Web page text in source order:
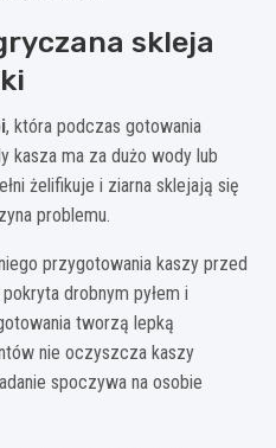
skleja
, która podczas gotowania
kasza ma za dużo wody lub
żelifikuje i ziarna sklejają się
problemu.
przygotowania kaszy przed
drobnym pyłem i
tworzą lepką
nie oczyszcza kaszy
spoczywa na osobie